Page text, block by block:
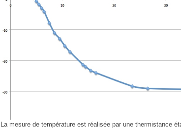
La mesure de température est réalisée par une thermistance